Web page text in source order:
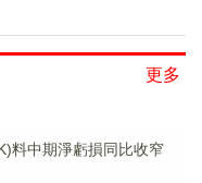
更多
料中期淨虧損同比收窄